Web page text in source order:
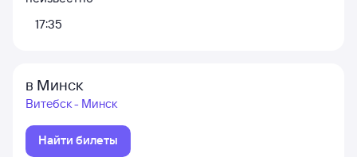
17:35
в Минск
Витебск - Минск
Найти билеты